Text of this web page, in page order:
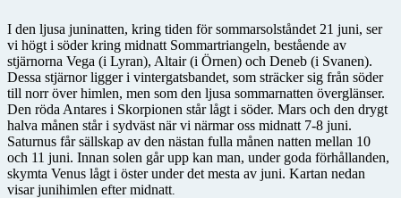
I den ljusa juninatten, kring tiden för sommarsolståndet 21 juni, ser
vi högt i söder kring midnatt Sommartriangeln, bestående av
stjärnorna Vega (i Lyran), Altair (i Örnen) och Deneb (i Svanen).
Dessa stjärnor ligger i vintergatsbandet, som sträcker sig från söder
till norr över himlen, men som den ljusa sommarnatten överglänser.
Den röda Antares i Skorpionen står lågt i söder. Mars och den drygt
halva månen står i sydväst när vi närmar oss midnatt 7-8 juni.
Saturnus får sällskap av den nästan fulla månen natten mellan 10
och 11 juni. Innan solen går upp kan man, under goda förhållanden,
skymta Venus lågt i öster under det mesta av juni. Kartan nedan
visar junihimlen efter midnatt